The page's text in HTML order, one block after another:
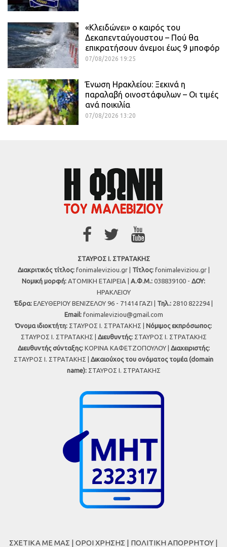
«Κλειδώνει» ο καιρός του
Δεκαπενταύγουστου – Πού θα
επικρατήσουν άνεμοι έως 9 μποφόρ
07/08/2026 19:25
Ένωση Ηρακλείου: Ξεκινά η
παραλαβή οινοστάφυλων – Οι τιμές
ανά ποικιλία
07/08/2026 13:20
ΣΤΑΥΡΟΣ Ι. ΣΤΡΑΤΑΚΗΣ
Διακριτικός τίτλος:fonimaleviziou.gr | Τίτλος:fonimaleviziou.gr |
Νομική μορφή: ΑΤΟΜΙΚΗ ΕΤΑΙΡΕΙΑ | Α.Φ.Μ.: 038839100 - ΔΟΥ:
ΗΡΑΚΛΕΙΟΥ
Έδρα: ΕΛΕΥΘΕΡΙΟΥ ΒΕΝΙΖΕΛΟΥ 96 - 71414 ΓΑΖΙ | Τηλ.: 2810 822294 |
Εmail: fonimaleviziou@gmail.com
Όνομα ιδιοκτήτη: ΣΤΑΥΡΟΣ Ι. ΣΤΡΑΤΑΚΗΣ | Νόμιμος εκπρόσωπος:
ΣΤΑΥΡΟΣ Ι. ΣΤΡΑΤΑΚΗΣ | Διευθυντής:ΣΤΑΥΡΟΣ Ι. ΣΤΡΑΤΑΚΗΣ
Διευθυντής σύνταξης:ΚΟΡΙΝΑ ΚΑΦΕΤΖΟΠΟΥΛΟΥ | Διαχειριστής:
ΣΤΑΥΡΟΣ Ι. ΣΤΡΑΤΑΚΗΣ | Δικαιούχος του ονόματος τομέα (domain
name):ΣΤΑΥΡΟΣ Ι. ΣΤΡΑΤΑΚΗΣ
ΣΧΕΤΙΚΑ ΜΕ ΜΑΣ | ΟΡΟΙ ΧΡΗΣΗΣ | ΠΟΛΙΤΙΚΗ ΑΠΟΡΡΗΤΟΥ |